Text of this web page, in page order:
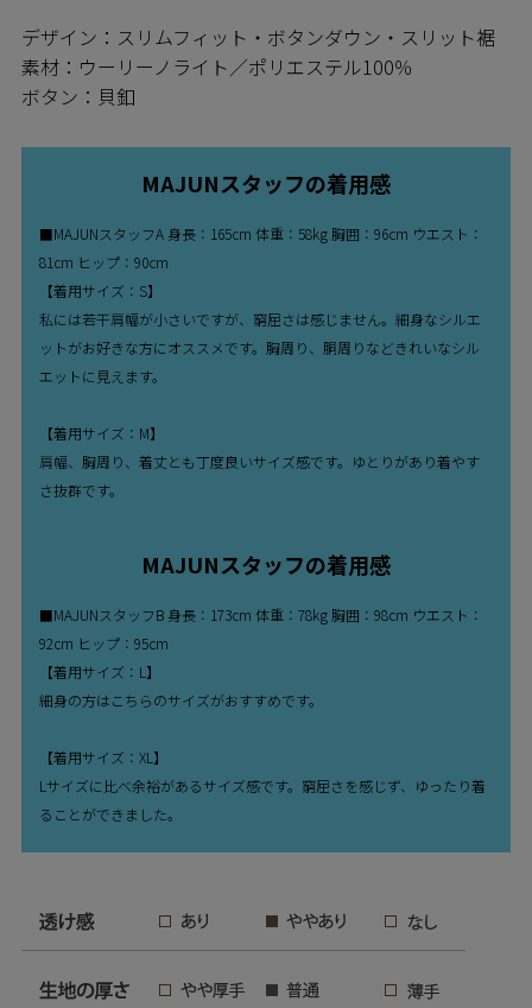
デザイン：スリムフィット・ボタンダウン・スリット裾
素材：ウーリーノライト／ポリエステル100％
ボタン：貝釦
MAJUNスタッフの着用感
■MAJUNスタッフA 身長：165cm 体重：58kg 胸囲：96cm ウエスト：
81cm ヒップ：90cm
【着用サイズ：S】
私には若干肩幅が小さいですが、窮屈さは感じません。細身なシルエ
ットがお好きな方にオススメです。胸周り、胴周りなどきれいなシル
エットに見えます。
【着用サイズ：M】
肩幅、胸周り、着丈とも丁度良いサイズ感です。ゆとりがあり着やす
さ抜群です。
MAJUNスタッフの着用感
■MAJUNスタッフB 身長：173cm 体重：78kg 胸囲：98cm ウエスト：
92cm ヒップ：95cm
【着用サイズ：L】
細身の方はこちらのサイズがおすすめです。
【着用サイズ：XL】
Lサイズに比べ余裕があるサイズ感です。窮屈さを感じず、ゆったり着
ることができました。